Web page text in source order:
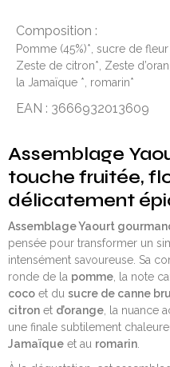
Composition :
Pomme (45%)*, sucre de
Zeste de citron*, Zeste
la Jamaïque *, romarin*
EAN : 3666932013609
Assemblage
touche fruitée,
délicatement
Assemblage Yaourt
pensée pour transformer un
intensément savoureuse. Sa
ronde de la pomme , la note
coco et du sucre de canne
citron et d’orange , la nuance
une finale subtilement
Jamaïque et au romarin